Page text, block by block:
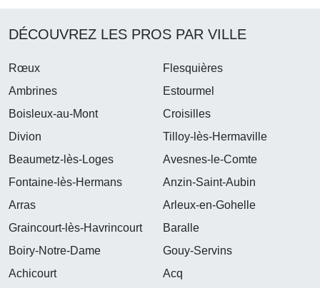
DÉCOUVREZ LES PROS PAR VILLE
Rœux
Flesquières
Ambrines
Estourmel
Boisleux-au-Mont
Croisilles
Divion
Tilloy-lès-Hermaville
Beaumetz-lès-Loges
Avesnes-le-Comte
Fontaine-lès-Hermans
Anzin-Saint-Aubin
Arras
Arleux-en-Gohelle
Graincourt-lès-Havrincourt
Baralle
Boiry-Notre-Dame
Gouy-Servins
Achicourt
Acq